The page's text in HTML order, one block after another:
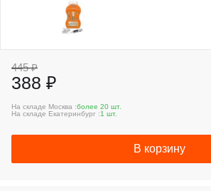
445 ₽
388 ₽
На складе Москва :более 20 шт.
На складе Екатеринбург :1 шт.
В корзину